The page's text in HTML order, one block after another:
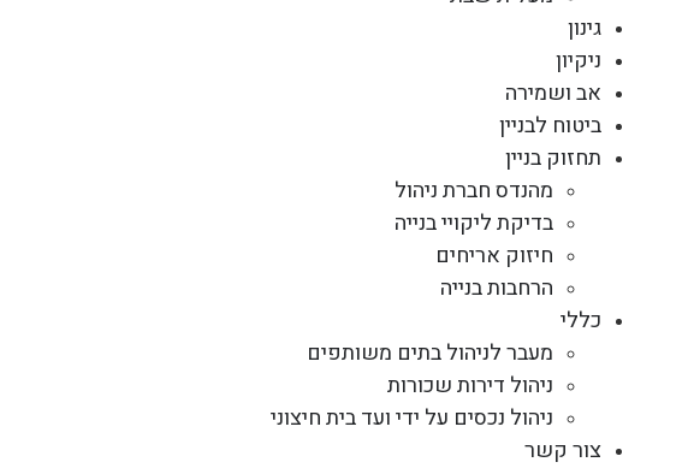
גינון
ניקיון
אב ושמירה
ביטוח לבניין
תחזוק בניין
מהנדס חברת ניהול
בדיקת ליקויי בנייה
חיזוק אריחים
הרחבות בנייה
כללי
מעבר לניהול בתים משותפים
ניהול דירות שכורות
ניהול נכסים על ידי ועד בית חיצוני
צור קשר